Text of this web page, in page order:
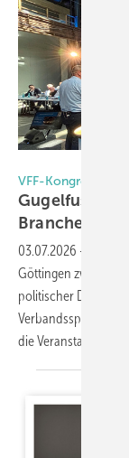
VFF-Kongress 2026
Gugelfuss
Branche
03.07.2026 -
Göttingen zwei
politischer
Verbandsspitze
dieVeranstaltung.